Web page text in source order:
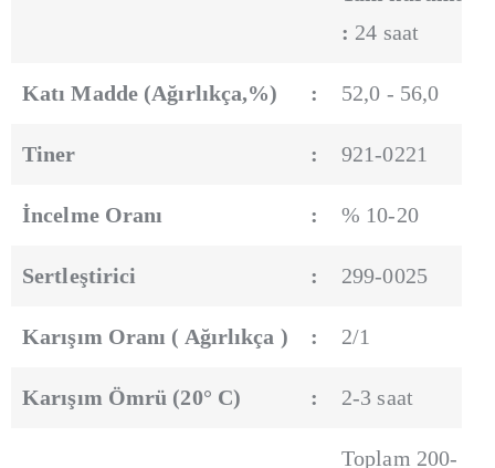
: 24 saat
Katı Madde (Ağırlıkça,%) : 52,0 - 56,0
Tiner : 921-0221
İncelme Oranı : % 10-20
Sertleştirici : 299-0025
Karışım Oranı ( Ağırlıkça ) : 2/1
Karışım Ömrü (20° C) : 2-3 saat
Toplam 200-